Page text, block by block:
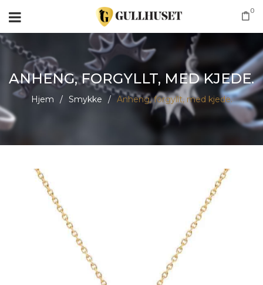
0
ANHENG, FORGYLLT, MED KJEDE.
Hjem / Smykke / Anheng, forgyllt, med kjede.